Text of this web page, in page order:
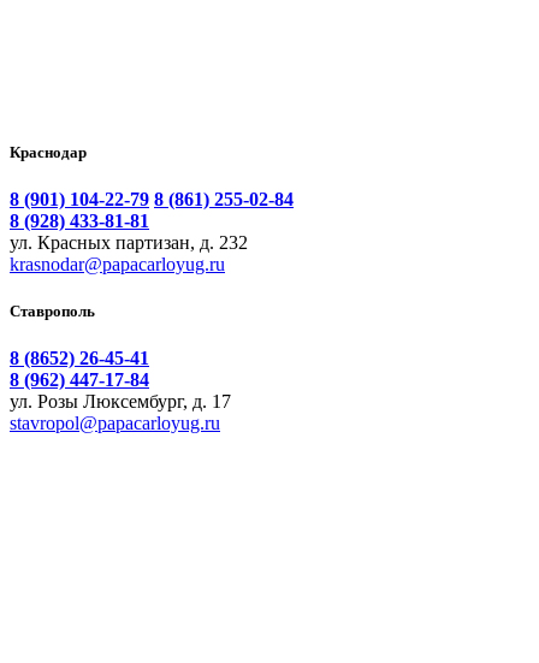
Краснодар
8 (901) 104-22-79 8 (861) 255-02-84
8 (928) 433-81-81
ул. Красных партизан, д. 232
krasnodar@papacarloyug.ru
Ставрополь
8 (8652) 26-45-41
8 (962) 447-17-84
ул. Розы Люксембург, д. 17
stavropol@papacarloyug.ru